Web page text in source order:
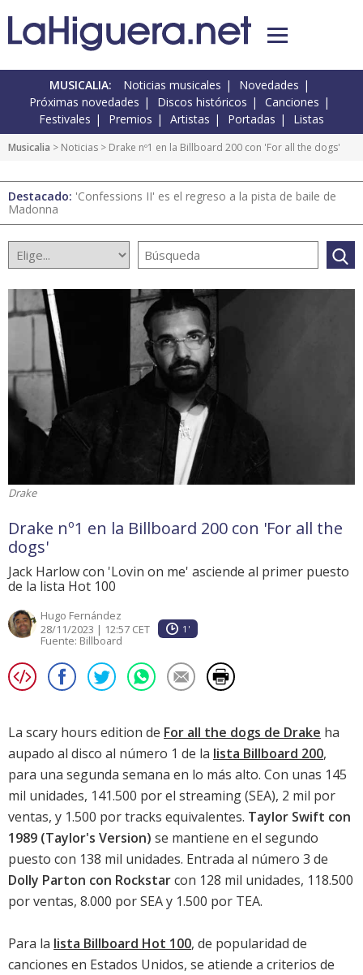
MUSICALIA: Noticias musicales
Novedades
Próximas novedades
Discos históricos
Canciones
Festivales
Premios Artistas Portadas Listas
Musicalia > Noticias > Drake nº1 en la Billboard 200 con 'For all the dogs'
Destacado: 'Confessions II' es el regreso a la pista de baile de
Madonna
Drake
Drake nº1 en la Billboard 200 con 'For all the
dogs'
Jack Harlow con 'Lovin on me' asciende al primer puesto
de la lista Hot 100
Hugo Fernández
28/11/2023 | 12:57 CET
1'
Fuente: Billboard
La scary hours edition de For all the dogs de Drake ha
aupado al disco al número 1 de la lista Billboard 200,
para una segunda semana en lo más alto. Con unas 145
mil unidades, 141.500 por el streaming (SEA), 2 mil por
ventas, y 1.500 por tracks equivalentes. Taylor Swift con
1989 (Taylor's Version) se mantiene en el segundo
puesto con 138 mil unidades. Entrada al número 3 de
Dolly Parton con Rockstarcon 128 mil unidades, 118.500
por ventas, 8.000 por SEA y 1.500 por TEA.
Para la lista Billboard Hot 100, de popularidad de
canciones en Estados Unidos, se atiende a criterios de